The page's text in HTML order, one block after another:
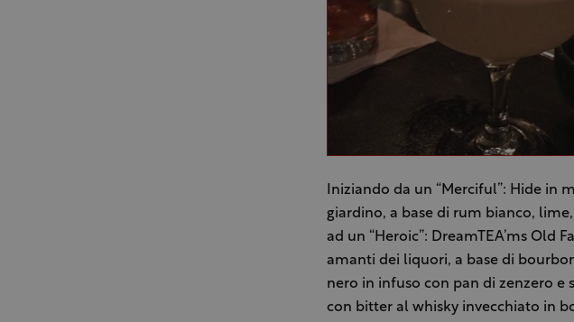
Iniziando da un “Merciful”: Hide in
giardino, a base di rum bianco,
ad un “Heroic”: DreamTEA’ms Old
amanti dei liquori, a base di
nero in infuso con pan di zenzero e
con bitter al whisky invecchiato in